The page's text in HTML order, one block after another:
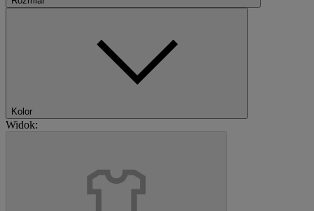
Kolor
Widok: